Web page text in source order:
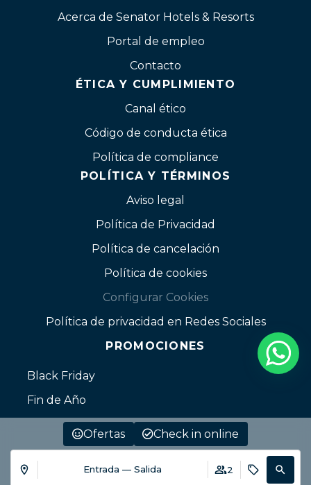
Ofertas Check in online
Entrada — Salida 2
Acerca de Senator Hotels & Resorts
Portal de empleo
Contacto
ÉTICA Y CUMPLIMIENTO
Canal ético
Código de conducta ética
Política de compliance
POLÍTICA Y TÉRMINOS
Aviso legal
Política de Privacidad
Política de cancelación
Política de cookies
Configurar Cookies
Política de privacidad en Redes Sociales
PROMOCIONES
Black Friday
Fin de Año